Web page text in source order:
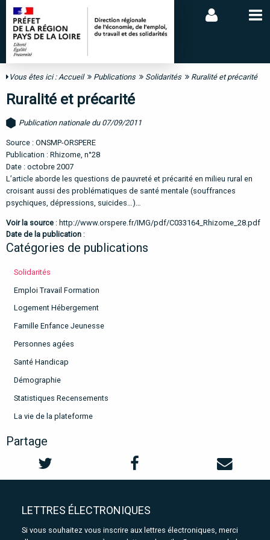
Vous êtes ici :Accueil Publications Solidarités Ruralité et précarité
Ruralité et précarité
Publication nationale du 07/09/2011
Source : ONSMP-ORSPERE
Publication : Rhizome, n°28
Date : octobre 2007
L’article aborde les questions de pauvreté et précarité en milieu rural en
croisant aussi des problématiques de santé mentale (souffrances
psychiques, dépressions, suicides…)…
Voir la source : http://www.orspere.fr/IMG/pdf/C033164_Rhizome_28.pdf
Date de la publication :
Catégories de publications
Solidarités
Emploi Travail Formation
Logement Hébergement
Famille Enfance Jeunesse
Personnes agées
Santé Handicap
Démographie
Statistiques Recensements
La vie de la plateforme
Partage
LETTRES ÉLECTRONIQUES
Si vous souhaitez vous inscrire aux lettres électroniques, merci